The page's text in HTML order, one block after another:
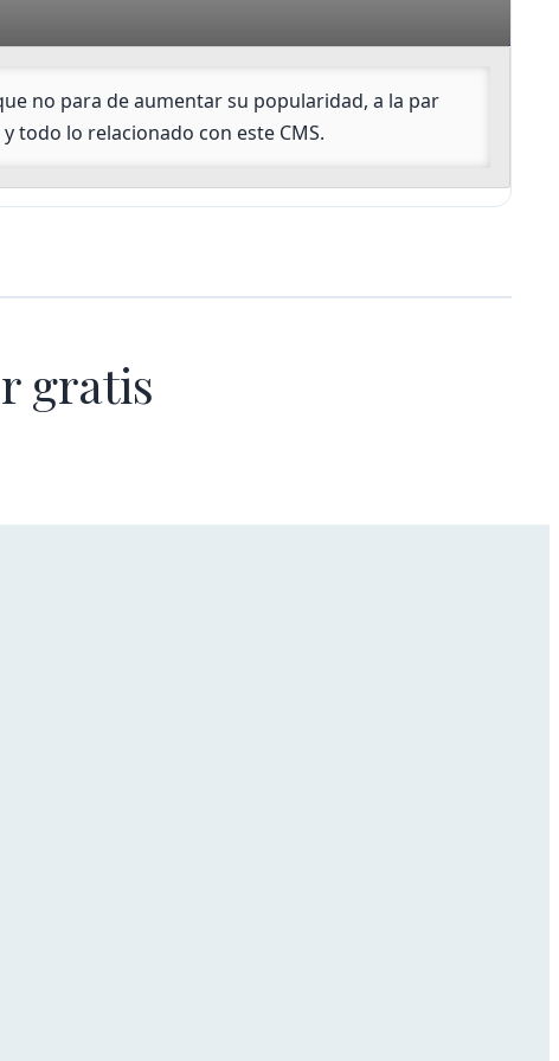
no para de aumentar su popularidad, a la par
todo lo relacionado con este CMS.
gratis